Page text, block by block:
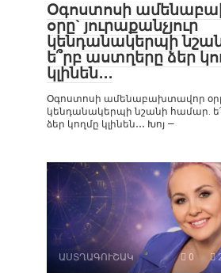
Օգոստոսի
օրը` յուրաքանչյուր
կենդանակերպի
ե՞րբ աստղերը ձեր
կլինեն․․․
Օգոստոսի ամենաբախտավոր օրը`
կենդանակերպի նշանի համար.
ձեր կողմը կլինեն․․․ Խոյ —
ԱՍՏՂԱԳՈՒՇԱԿ 0